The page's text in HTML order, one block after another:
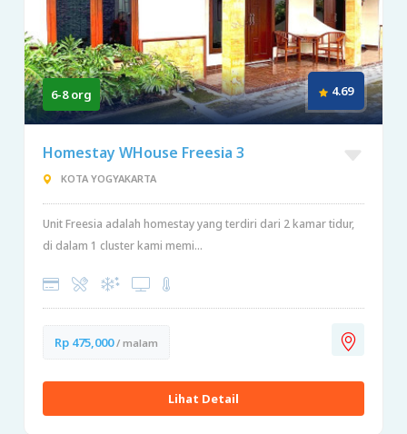
6-8 org 4.69
Homestay WHouse Freesia 3
KOTA YOGYAKARTA
Unit Freesia adalah homestay yang terdiri dari 2 kamar tidur,
di dalam 1 cluster kami memi...
Rp 475,000/ malam
Lihat Detail